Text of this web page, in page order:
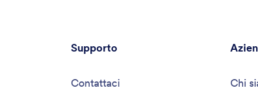
Supporto
Contattaci
Chi